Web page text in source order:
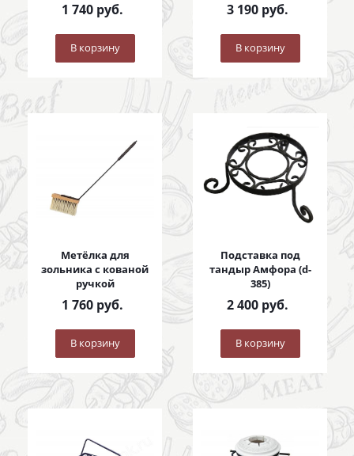
1 740руб.
В корзину
3 190руб.
В корзину
Метёлка для
зольника с кованой
ручкой
1 760руб.
В корзину
Подставка под
тандыр Амфора (d-
385)
2 400руб.
В корзину